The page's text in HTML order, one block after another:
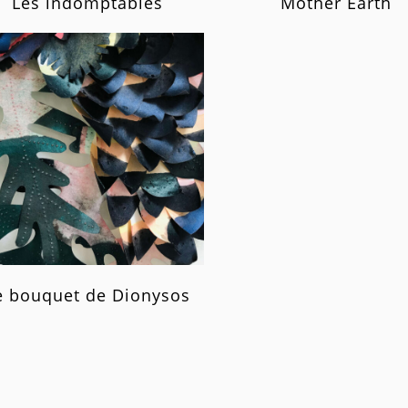
bouquet de Dionysos